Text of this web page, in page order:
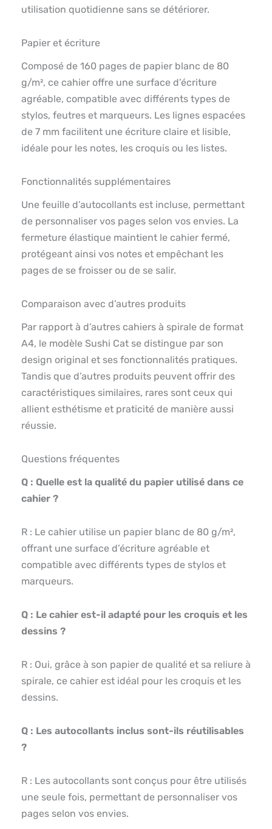
utilisation quotidienne sans se détériorer.
Papier et écriture
Composé de 160 pages de papier blanc de 80
g/m², ce cahier offre une surface d’écriture
agréable, compatible avec différents types de
stylos, feutres et marqueurs. Les lignes espacées
de 7 mm facilitent une écriture claire et lisible,
idéale pour les notes, les croquis ou les listes.
Fonctionnalités supplémentaires
Une feuille d’autocollants est incluse, permettant
de personnaliser vos pages selon vos envies. La
fermeture élastique maintient le cahier fermé,
protégeant ainsi vos notes et empêchant les
pages de se froisser ou de se salir.
Comparaison avec d’autres produits
Par rapport à d’autres cahiers à spirale de format
A4, le modèle Sushi Cat se distingue par son
design original et ses fonctionnalités pratiques.
Tandis que d’autres produits peuvent offrir des
caractéristiques similaires, rares sont ceux qui
allient esthétisme et praticité de manière aussi
réussie.
Questions fréquentes
Q : Quelle est la qualité du papier utilisé dans ce
cahier ?
R : Le cahier utilise un papier blanc de 80 g/m²,
offrant une surface d’écriture agréable et
compatible avec différents types de stylos et
marqueurs.
Q : Le cahier est-il adapté pour les croquis et les
dessins ?
R : Oui, grâce à son papier de qualité et sa reliure à
spirale, ce cahier est idéal pour les croquis et les
dessins.
Q : Les autocollants inclus sont-ils réutilisables
?
R : Les autocollants sont conçus pour être utilisés
une seule fois, permettant de personnaliser vos
pages selon vos envies.